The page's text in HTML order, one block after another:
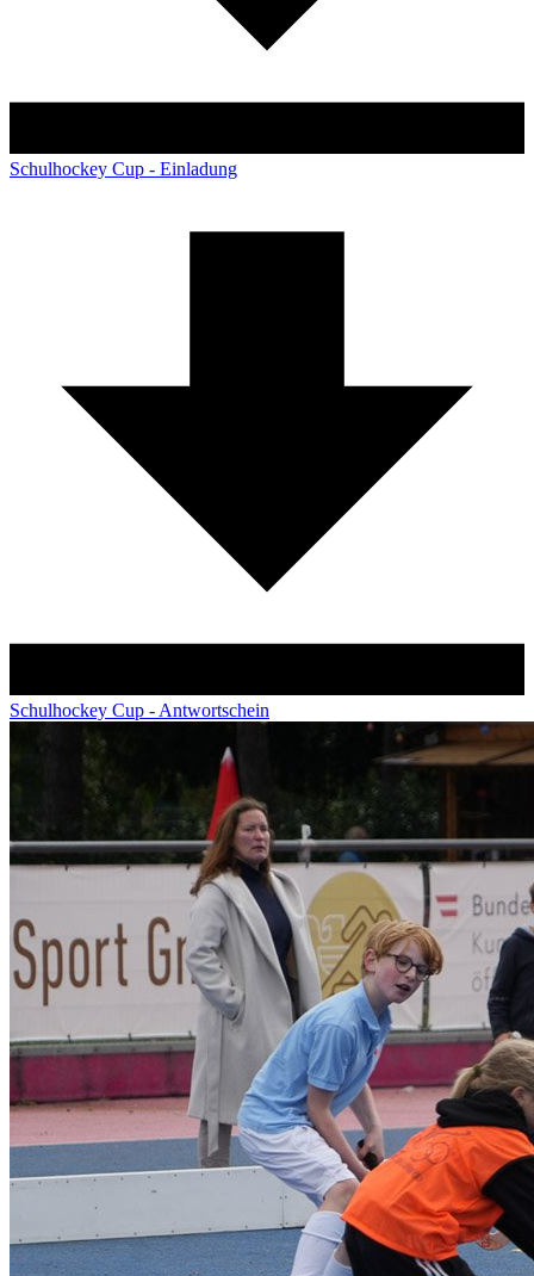
Schulhockey Cup - Einladung
Schulhockey Cup - Antwortschein